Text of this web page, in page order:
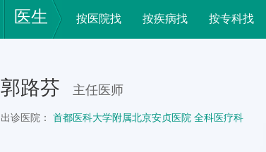
医生 按医院找 按疾病找 按专科找
郭路芬 主任医师
出诊医院： 首都医科大学附属北京安贞医院 全科医疗科